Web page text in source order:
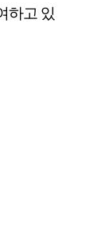
하고 있